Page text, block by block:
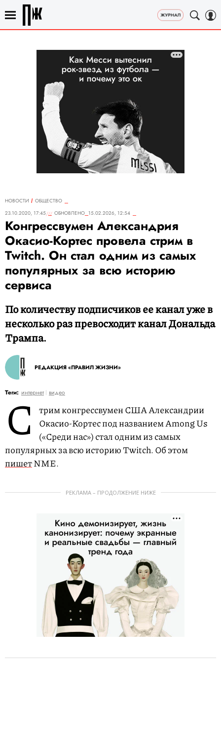
НОВОСТИ
ОБЩЕСТВО
23.10.2020, 17:45
ОБНОВЛЕНО 15.02.2026, 12:54
Конгрессвумен Александрия
Окасио-Кортес провела стрим в
Twitch. Он стал одним из самых
популярных за всю историю
сервиса
По количеству подписчиков ее канал уже в
несколько раз превосходит канал Дональда
Трампа.
РЕДАКЦИЯ «ПРАВИЛ ЖИЗНИ»
Теги: интернет видео
С
трим конгрессвумен США Александрии
Окасио-Кортес под названием Among Us
(«Среди нас») стал одним из самых
популярных за всю историю Twitch. Об этом
пишетNME.
РЕКЛАМА – ПРОДОЛЖЕНИЕ НИЖЕ